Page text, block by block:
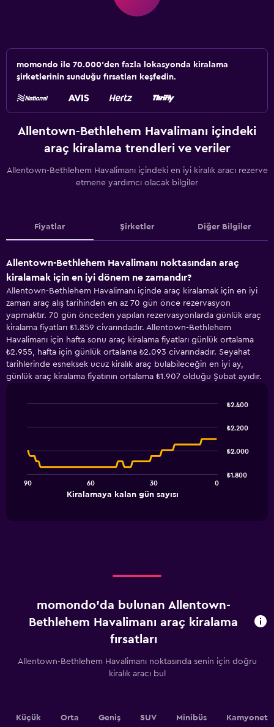
momondo ile 70.000'den fazla lokasyonda kiralama
şirketlerinin sunduğu fırsatları keşfedin.
Allentown-Bethlehem Havalimanı içindeki
araç kiralama trendleri ve veriler
Allentown-Bethlehem Havalimanı içindeki en iyi kiralık aracı rezerve
etmene yardımcı olacak bilgiler
Fiyatlar Şirketler Diğer Bilgiler
Allentown-Bethlehem Havalimanı noktasından araç
kiralamak için en iyi dönem ne zamandır?
Allentown-Bethlehem Havalimanı içinde araç kiralamak için en iyi
zaman araç alış tarihinden en az 70 gün önce rezervasyon
yapmaktır. 70 gün önceden yapılan rezervasyonlarda günlük araç
kiralama fiyatları ₺1.859 civarındadır. Allentown-Bethlehem
Havalimanı için hafta sonu araç kiralama fiyatları günlük ortalama
₺2.955, hafta için günlük ortalama ₺2.093 civarındadır. Seyahat
tarihlerinde esneksek ucuz kiralık araç bulabileceğin en iyi ay,
günlük araç kiralama fiyatının ortalama ₺1.907 olduğu Şubat ayıdır.
chart
data
points.
The
sayısı.
Range:
91
chart
displaying
Kiralamaya kalan gün sayısı
90 60 30 0
₺1.800
₺2.000
₺2.200
₺2.400
momondo'da bulunan Allentown-
Bethlehem Havalimanı araç kiralama
fırsatları
Allentown-Bethlehem Havalimanı noktasında senin için doğru
kiralık aracı bul
Küçük Orta Geniş SUV Minibüs Kamyonet